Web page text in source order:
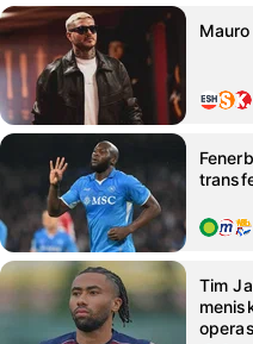
Tim